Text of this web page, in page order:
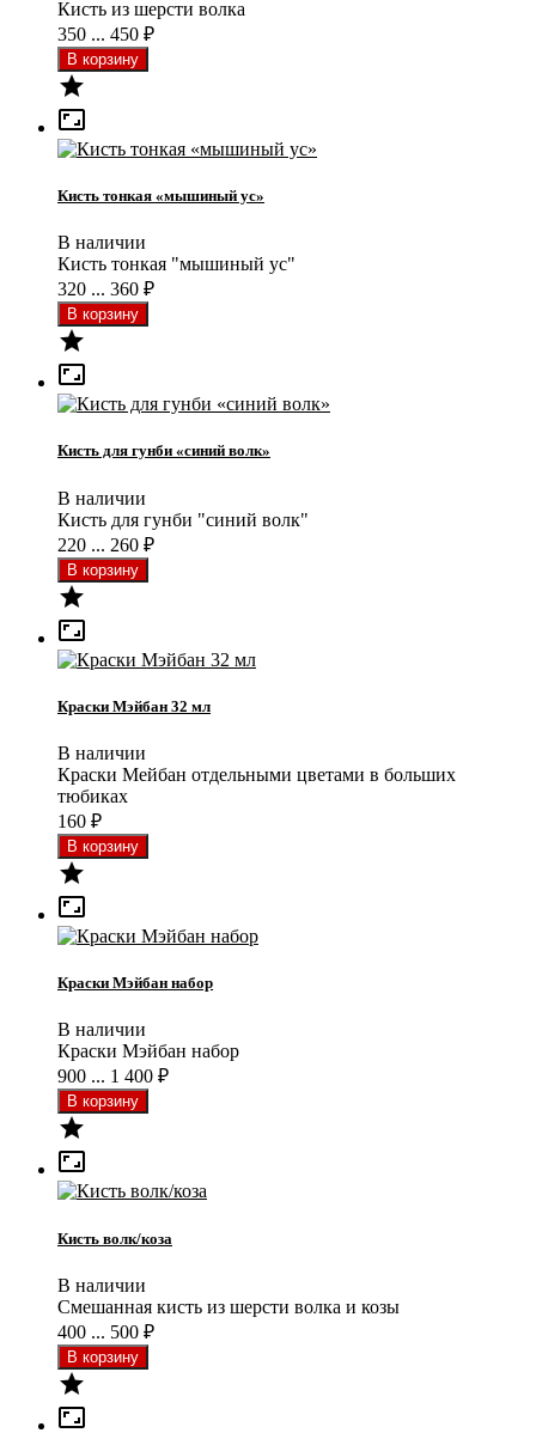
Кисть из шерсти волка
350 ... 450 ₽


Кисть тонкая «мышиный ус»
В наличии
Кисть тонкая "мышиный ус"
320 ... 360 ₽


Кисть для гунби «синий волк»
В наличии
Кисть для гунби "синий волк"
220 ... 260 ₽


Краски Мэйбан 32 мл
В наличии
Краски Мейбан отдельными цветами в больших
тюбиках
160 ₽


Краски Мэйбан набор
В наличии
Краски Мэйбан набор
900 ... 1 400 ₽


Кисть волк/коза
В наличии
Смешанная кисть из шерсти волка и козы
400 ... 500 ₽

